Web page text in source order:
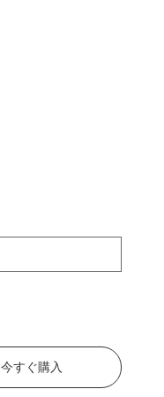
今すぐ購入